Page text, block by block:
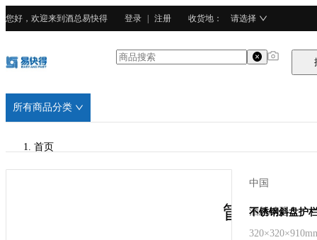
您好，欢迎来到酒总易快得 登录 注册 收货地 ： 请选择
所有商品分类
首页
中国
酒总精选
不锈钢斜盘护